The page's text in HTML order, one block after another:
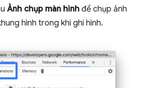
Ảnh chụp màn hình để chụp ảnh
hình trong khi ghi hình.